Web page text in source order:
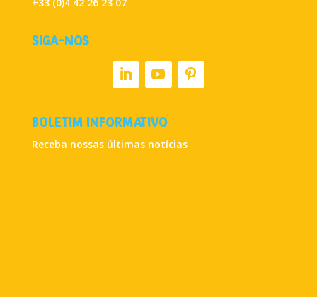
SIGA-NOS
BOLETIM INFORMATIVO
Receba nossas últimas notícias